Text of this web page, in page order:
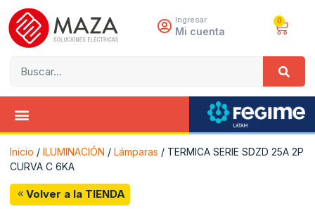
Ingresar
Mi cuenta
0
Inicio / ILUMINACIÓN / Lámparas / TERMICA SERIE SDZD 25A 2P
CURVA C 6KA
Volver a la TIENDA